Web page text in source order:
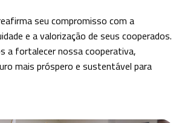
seu compromisso com a
e a valorização de seus cooperados.
a fortalecer nossa cooperativa,
mais próspero e sustentável para